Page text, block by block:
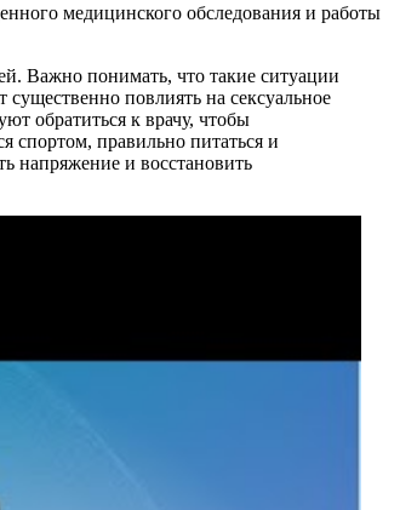
медицинского обследования и работы
Важно понимать, что такие ситуации
повлиять на сексуальное
обратиться к врачу, чтобы
спортом, правильно питаться и
напряжение и восстановить